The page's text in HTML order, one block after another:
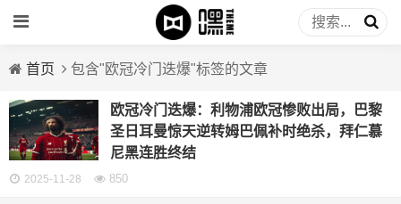
首页 包含"欧冠冷门迭爆"标签的文章
欧冠冷门迭爆：利物浦欧冠惨败出局，巴黎
圣日耳曼惊天逆转姆巴佩补时绝杀，拜仁慕
尼黑连胜终结
2025-11-28 850